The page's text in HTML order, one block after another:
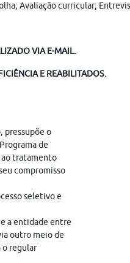
Avaliação curricular;
VIA E-MAIL.
E REABILITADOS.
pressupõe o
de
ao tratamento
compromisso
seletivo e
a entidade entre
outro meio de
o regular